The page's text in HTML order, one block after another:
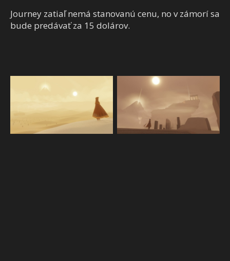
Journey zatiaľ nemá stanovanú cenu, no v zámorí sa
bude predávať za 15 dolárov.